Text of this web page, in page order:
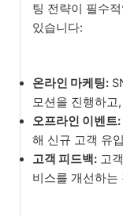
팅 전략이 필수
있습니다:
온라인 마케팅:
모션을 진행하
오프라인 이벤트:
해 신규 고객 유
고객 피드백: 고
비스를 개선하는